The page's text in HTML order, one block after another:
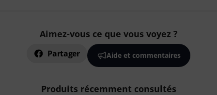
Aimez-vous ce que vous voyez ?
Partager Aide et commentaires
Produits récemment consultés